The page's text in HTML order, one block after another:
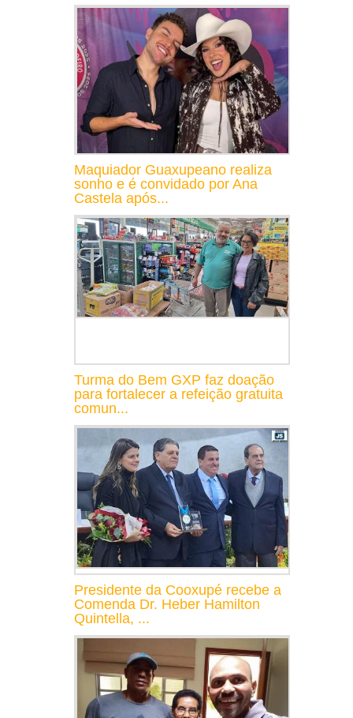
Maquiador Guaxupeano realiza
sonho e é convidado por Ana
Castela após...
Turma do Bem GXP faz doação
para fortalecer a refeição gratuita
comun...
Presidente da Cooxupé recebe a
Comenda Dr. Heber Hamilton
Quintella, ...